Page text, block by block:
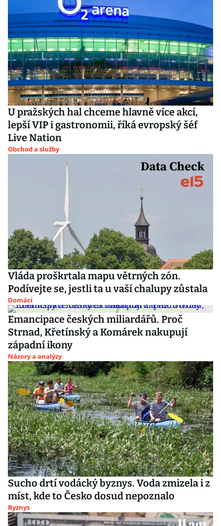
U pražských hal chceme hlavně více akcí,
lepší VIP i gastronomii, říká evropský šéf
Live Nation
Obchod a služby
Vláda proškrtala mapu větrných zón.
Podívejte se, jestli ta u vaší chalupy zůstala
Domácí
Emancipace českých miliardářů. Proč
Strnad, Křetínský a Komárek nakupují
západní ikony
Názory a analýzy
Sucho drtí vodácký byznys. Voda zmizela i z
míst, kde to Česko dosud nepoznalo
Byznys